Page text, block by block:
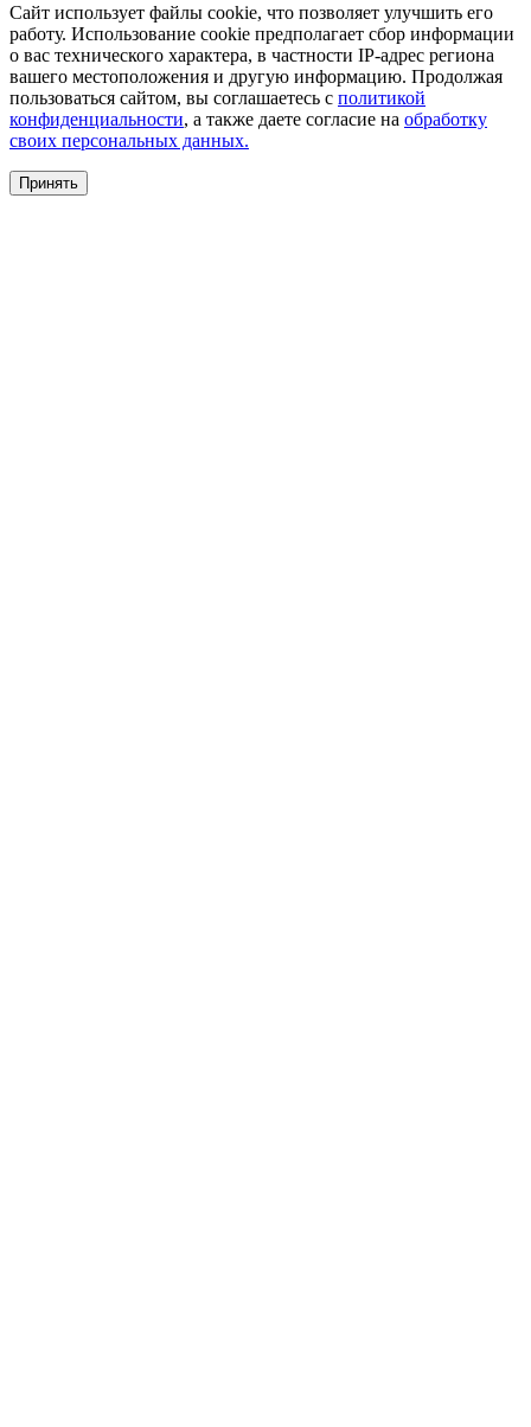
Сайт использует файлы cookie, что позволяет улучшить его
работу. Использование cookie предполагает сбор информации
о вас технического характера, в частности IP-адрес региона
вашего местоположения и другую информацию. Продолжая
пользоваться сайтом, вы соглашаетесь с политикой
конфиденциальности, а также даете согласие на обработку
своих персональных данных.
Принять